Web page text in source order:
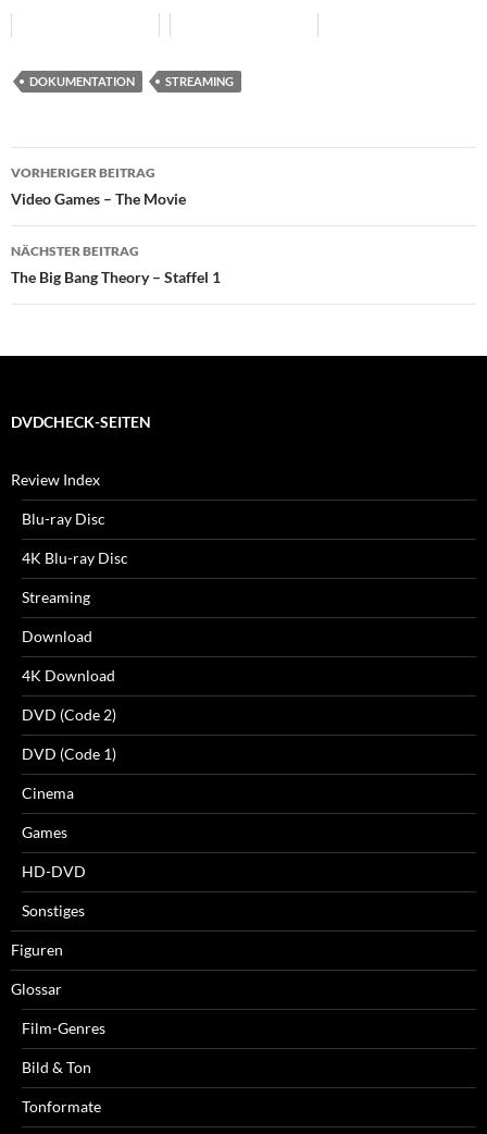
DOKUMENTATION STREAMING
Beitragsnavigation
VORHERIGER BEITRAG
Video Games – The Movie
NÄCHSTER BEITRAG
The Big Bang Theory – Staffel 1
DVDCHECK-SEITEN
Review Index
Blu-ray Disc
4K Blu-ray Disc
Streaming
Download
4K Download
DVD (Code 2)
DVD (Code 1)
Cinema
Games
HD-DVD
Sonstiges
Figuren
Glossar
Film-Genres
Bild & Ton
Tonformate